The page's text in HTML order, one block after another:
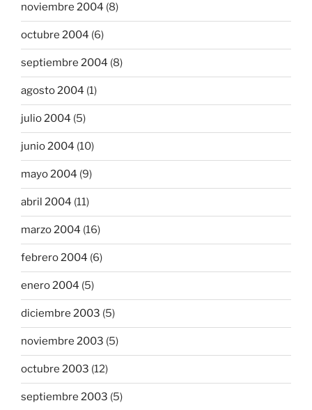
noviembre 2004 (8)
octubre 2004 (6)
septiembre 2004 (8)
agosto 2004 (1)
julio 2004 (5)
junio 2004 (10)
mayo 2004 (9)
abril 2004 (11)
marzo 2004 (16)
febrero 2004 (6)
enero 2004 (5)
diciembre 2003 (5)
noviembre 2003 (5)
octubre 2003 (12)
septiembre 2003 (5)